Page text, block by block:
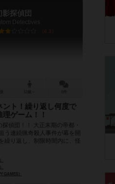
影探偵団
Detectives
6.3
ント！繰り返し何度で
ゲーム！！
偵団！！ 大正末期の帝都・
う連続猟奇殺人事件が幕を開
繰り返し、制限時間内に、怪
GAMES）